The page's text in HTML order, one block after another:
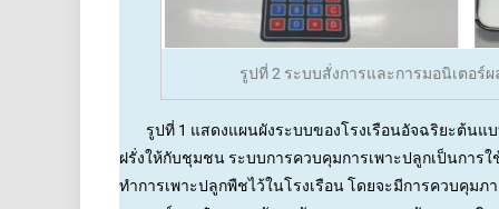
รูปที่ 2 ระบบสั่งการและการมอนิเตอ
รูปที่ 1 แสดงแผนผังระบบของโรงเรือนอัจฉริยะต้นแ
ฝรั่งให้กับชุมชน ระบบการควบคุมการเพาะปลูกเป็นการ
ทำการเพาะปลูกพืชไว้ในโรงเรือน โดยจะมีการควบคุม